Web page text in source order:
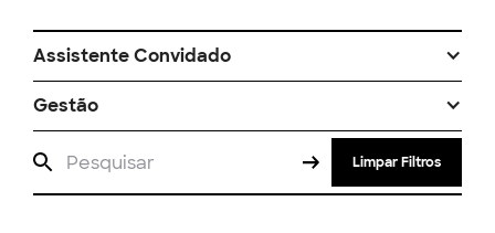
Assistente Convidado
Gestão
Limpar Filtros